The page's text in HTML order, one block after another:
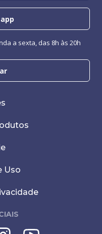
a sexta, das 8h às 20h
Uso